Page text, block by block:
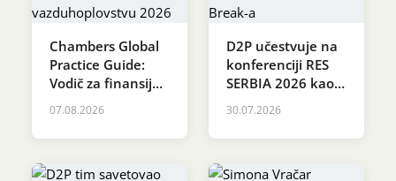
ESG
Karijera
Kontakt
Chambers Global
Practice Guide:
Vodič za finansije i
lizing u
2026
07.08.2026
D2P učestvuje na
konferenciji RES
SERBIA 2026 kao
sponzor Coffee
30.07.2026